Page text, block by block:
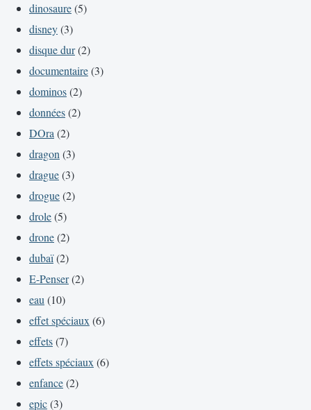
dinosaure(5)
disney(3)
disque dur(2)
documentaire(3)
dominos(2)
données(2)
DOra (2)
dragon (3)
drague(3)
drogue(2)
drole(5)
drone(2)
dubaï(2)
E-Penser(2)
eau (10)
effet spéciaux (6)
effets(7)
effets spéciaux (6)
enfance(2)
epic(3)